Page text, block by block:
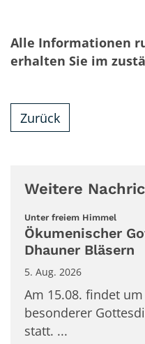
Alle Informationen
erhalten Sie im
Zurück
Weitere
Unter freiem Himmel:
Ökumenischer
Dhauner Bläsern
5. Aug. 2026
Am 15.08. findet
besonderer
statt. ...